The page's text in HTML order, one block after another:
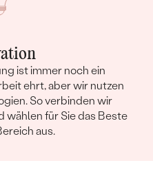
ist immer noch ein
ehrt, aber wir nutzen
So verbinden wir
wählen für Sie das Beste
aus.